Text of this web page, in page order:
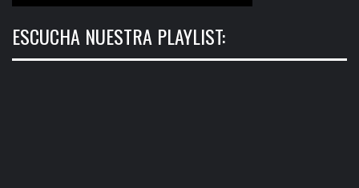
ESCUCHA NUESTRA PLAYLIST: